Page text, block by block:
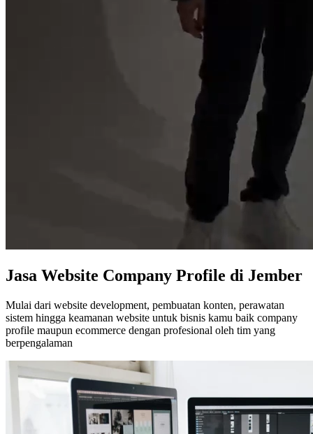
Jasa Website Company Profile di Jember
Mulai dari website development, pembuatan konten, perawatan
sistem hingga keamanan website untuk bisnis kamu baik company
profile maupun ecommerce dengan profesional oleh tim yang
berpengalaman